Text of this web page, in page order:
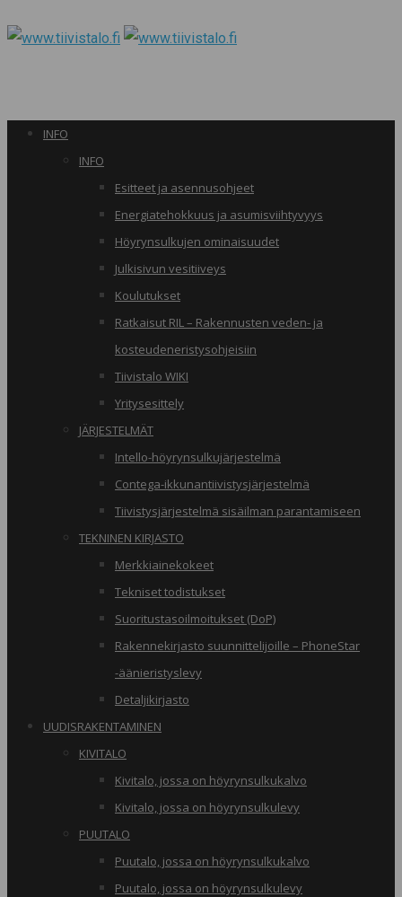
INFO
INFO
Esitteet ja asennusohjeet
Energiatehokkuus ja asumisviihtyvyys
Höyrynsulkujen ominaisuudet
Julkisivun vesitiiveys
Koulutukset
Ratkaisut RIL – Rakennusten veden- ja
kosteudeneristysohjeisiin
Tiivistalo WIKI
Yritysesittely
JÄRJESTELMÄT
Intello-höyrynsulkujärjestelmä
Contega-ikkunantiivistysjärjestelmä
Tiivistysjärjestelmä sisäilman parantamiseen
TEKNINEN KIRJASTO
Merkkiainekokeet
Tekniset todistukset
Suoritustasoilmoitukset (DoP)
Rakennekirjasto suunnittelijoille – PhoneStar
-äänieristyslevy
Detaljikirjasto
UUDISRAKENTAMINEN
KIVITALO
Kivitalo, jossa on höyrynsulkukalvo
Kivitalo, jossa on höyrynsulkulevy
PUUTALO
Puutalo, jossa on höyrynsulkukalvo
Puutalo, jossa on höyrynsulkulevy